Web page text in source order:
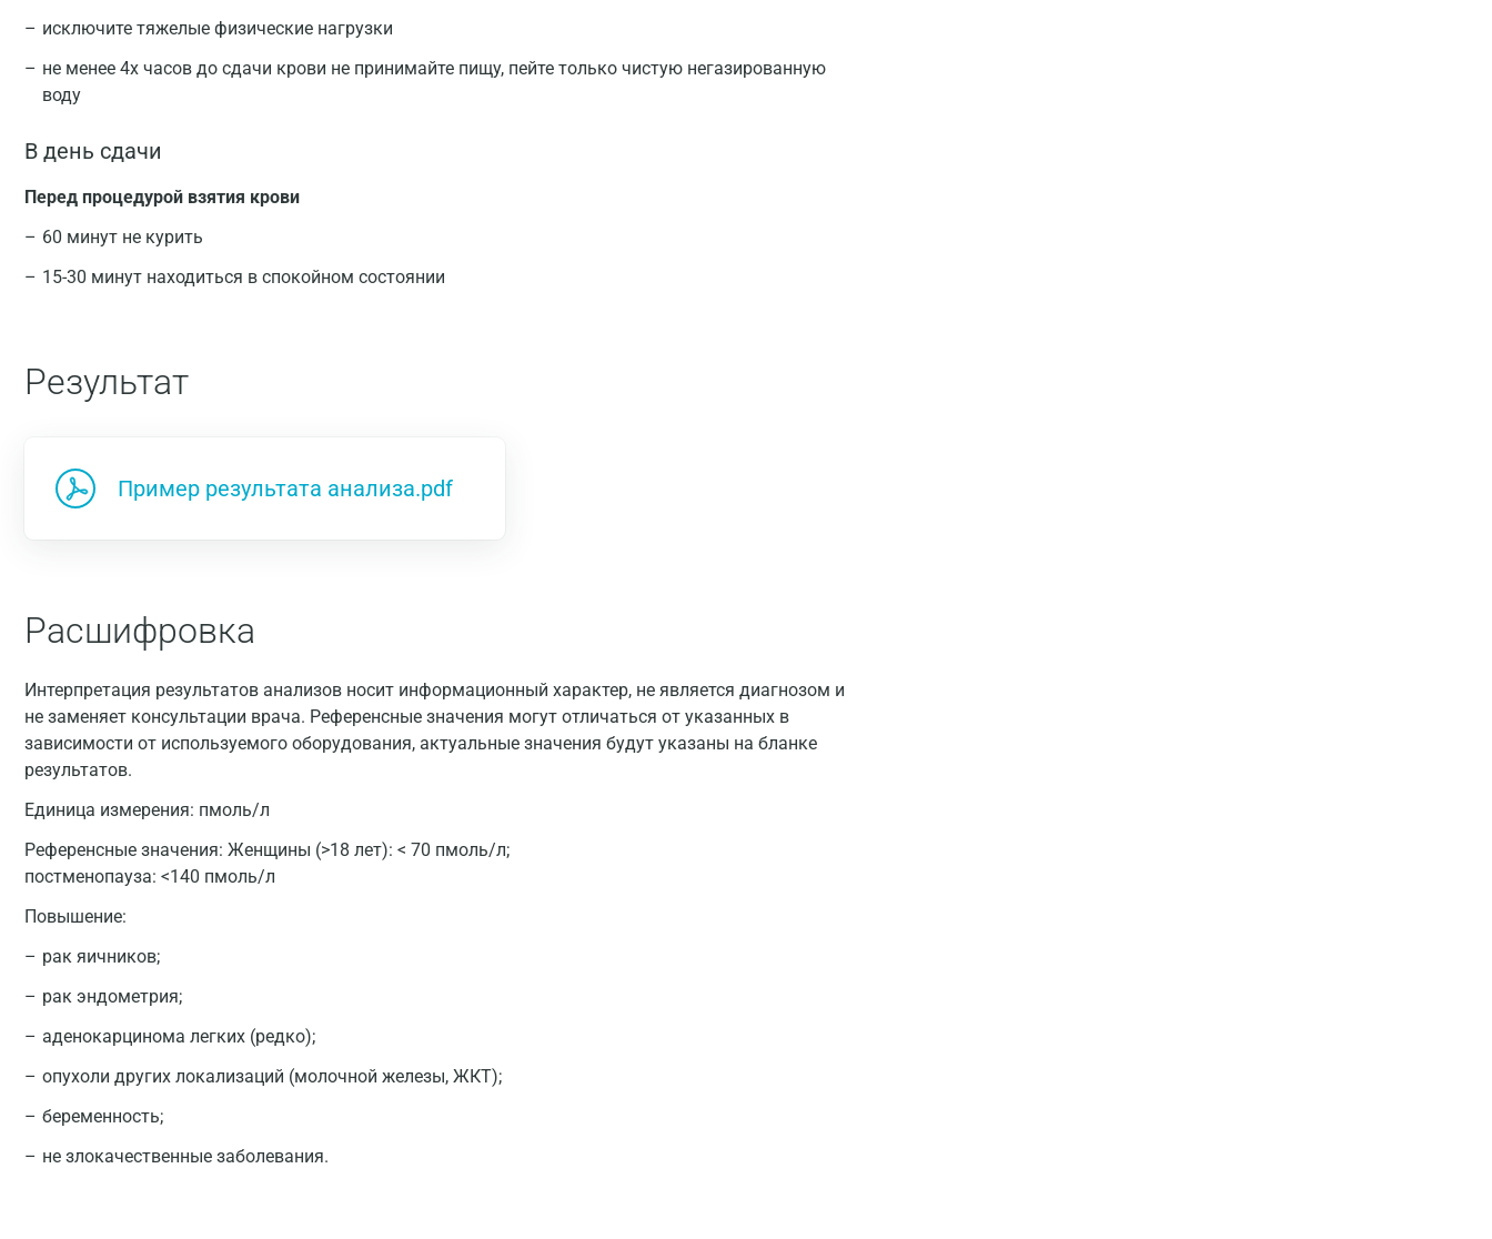
исключите тяжелые физические нагрузки
не менее 4х часов до сдачи крови не принимайте пищу, пейте только чистую негазированную
воду
В день сдачи
Перед процедурой взятия крови
60 минут не курить
15-30 минут находиться в спокойном состоянии
Результат
Пример результата анализа.pdf
Расшифровка
Интерпретация результатов анализов носит информационный характер, не является диагнозом и
не заменяет консультации врача. Референсные значения могут отличаться от указанных в
зависимости от используемого оборудования, актуальные значения будут указаны на бланке
результатов.
Единица измерения: пмоль/л
Референсные значения: Женщины (>18 лет): < 70 пмоль/л;
постменопауза: <140 пмоль/л
Повышение:
рак яичников;
рак эндометрия;
аденокарцинома легких (редко);
опухоли других локализаций (молочной железы, ЖКТ);
беременность;
не злокачественные заболевания.
Апрелевка
Армавир